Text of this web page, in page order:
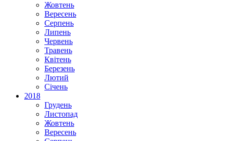
Жовтень
Вересень
Серпень
Липень
Червень
Травень
Квітень
Березень
Лютий
Січень
2018
Грудень
Листопад
Жовтень
Вересень